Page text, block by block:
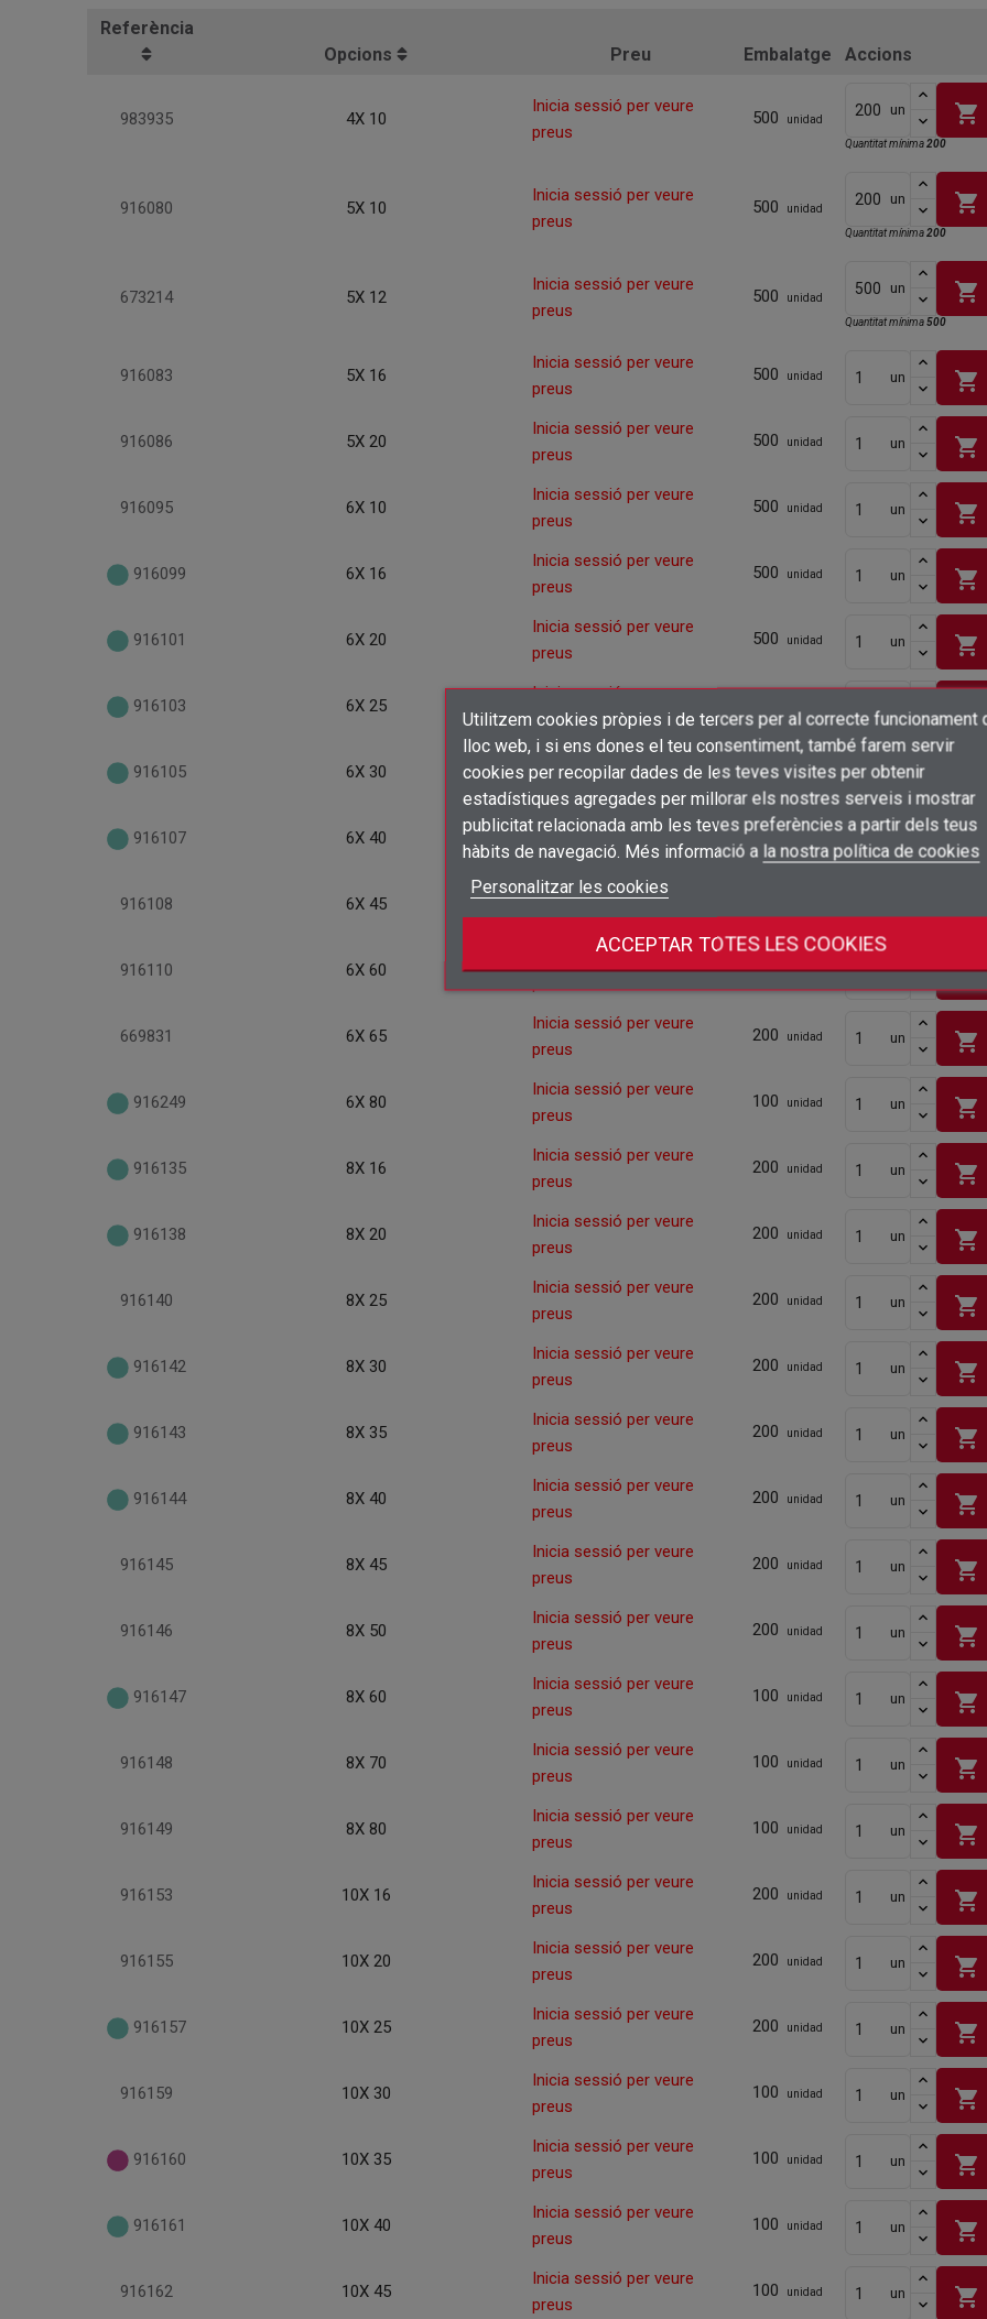
Afegir a la llista de desitjos×
add_circle_outline
Crear una llista de desitjos ×
Nom de la llista de desitjos
Crear una llista de desitjos
Connectar-se
Cal que connecteu per a desar els productes a la vostra llista de desitjos.
Utilitzem cookies pròpies i de tercers per al correcte funcionament
lloc web, i si ens dones el teu consentiment, també farem servir
cookies per recopilar dades de les teves visites per obtenir
estadístiques agregades per millorar els nostres serveis i mostrar
publicitat relacionada amb les teves preferències a partir dels teus
hàbits de navegació. Més informació a la nostra política de cookies
Personalitzar les cookies
ACCEPTAR TOTES LES COOKIES
Referència
Opcions
Preu Embalatge Accions
983935 4X 10
Inicia sessió per veure
preus
500 unidad
un shopping_cart
Quantitat mínima200
916080 5X 10
Inicia sessió per veure
preus
500 unidad
un shopping_cart
Quantitat mínima200
673214 5X 12
Inicia sessió per veure
preus
500 unidad
un shopping_cart
Quantitat mínima500
916083 5X 16
Inicia sessió per veure
preus
500 unidad un shopping_cart
916086 5X 20
Inicia sessió per veure
preus
500 unidad un shopping_cart
916095 6X 10
Inicia sessió per veure
preus
500 unidad un shopping_cart
916099 6X 16
Inicia sessió per veure
preus
500 unidad un shopping_cart
916101 6X 20
Inicia sessió per veure
preus
500 unidad un shopping_cart
916103 6X 25
Inicia sessió per veure
preus
shopping_cart
916105 6X 30 400 unidad un
916107 6X 40
Inicia sessió per veure
preus
200 shopping_cart
916108 6X 45
Inicia sessió per veure
preus
916110 6X 60
Inicia sessió per veure
200 unidad un shopping_cart
669831 6X 65
Inicia sessió per veure
preus
200 unidad un shopping_cart
916249 6X 80
Inicia sessió per veure
preus
100 unidad un shopping_cart
916135 8X 16
Inicia sessió per veure
preus
200 unidad un shopping_cart
916138 8X 20
Inicia sessió per veure
preus
200 unidad un shopping_cart
916140 8X 25
Inicia sessió per veure
preus
200 unidad un shopping_cart
916142 8X 30
Inicia sessió per veure
preus
200 unidad un shopping_cart
916143 8X 35
Inicia sessió per veure
preus
200 unidad un shopping_cart
916144 8X 40
Inicia sessió per veure
preus
200 unidad un shopping_cart
916145 8X 45
Inicia sessió per veure
preus
200 unidad un shopping_cart
916146 8X 50
Inicia sessió per veure
preus
200 unidad un shopping_cart
916147 8X 60
Inicia sessió per veure
preus
100 unidad un shopping_cart
916148 8X 70
Inicia sessió per veure
preus
100 unidad un shopping_cart
916149 8X 80
Inicia sessió per veure
preus
100 unidad un shopping_cart
916153 10X 16
Inicia sessió per veure
preus
200 unidad un shopping_cart
916155 10X 20
Inicia sessió per veure
preus
200 unidad un shopping_cart
916157 10X 25
Inicia sessió per veure
preus
200 unidad un shopping_cart
916159 10X 30
Inicia sessió per veure
preus
100 unidad un shopping_cart
916160 10X 35
Inicia sessió per veure
preus
100 unidad un shopping_cart
916161 10X 40
Inicia sessió per veure
preus
100 unidad un shopping_cart
916162 10X 45
Inicia sessió per veure
preus
100 unidad un shopping_cart